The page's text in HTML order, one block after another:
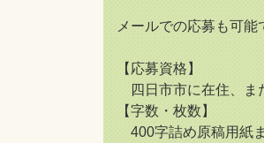
メールでの応募も可能
【応募資格】
四日市市に在住、ま
【字数・枚数】
400字詰め原稿用紙